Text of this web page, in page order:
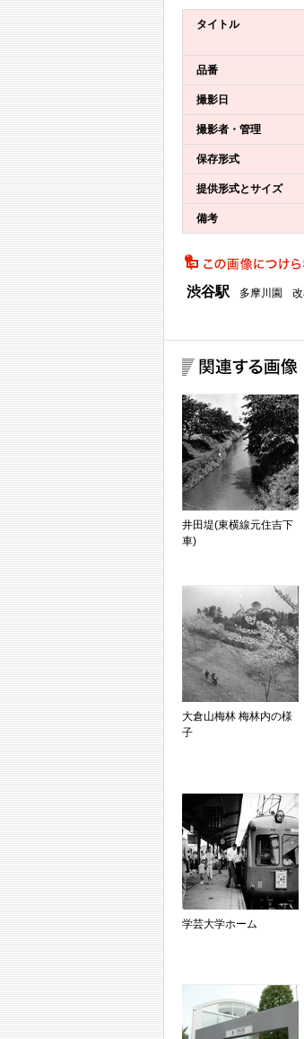
タイトル
品番
撮影日
撮影者・管理
保存形式
提供形式とサイズ
備考
渋谷駅 多摩川園
井田堤(東横線元住吉下
車)
大倉山梅林 梅林内の様
子
学芸大学ホーム